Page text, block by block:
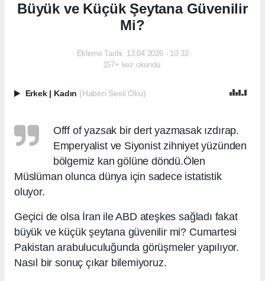
Büyük ve Küçük Şeytana Güvenilir
Mi?
Ekleme Tarihi: 13.04.2026 - 10:32
157+ kez okundu.
Erkek Kadın (Haberi Sesli Oku)
Offf of yazsak bir dert yazmasak ızdırap.
Emperyalist ve Siyonist zihniyet yüzünden
bölgemiz kan gölüne döndü.Ölen
Müslüman olunca dünya için sadece istatistik
oluyor.
Geçici de olsa İran ile ABD ateşkes sağladı fakat
büyük ve küçük şeytana güvenilir mi? Cumartesi
Pakistan arabuluculuğunda görüşmeler yapılıyor.
Nasıl bir sonuç çıkar bilemiyoruz.